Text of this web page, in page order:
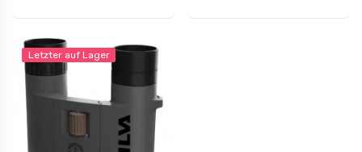
Letzter auf Lager